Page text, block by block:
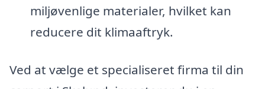
miljøvenlige materialer, hvilket kan
reducere dit klimaaftryk.
Ved at vælge et specialiseret firma til din